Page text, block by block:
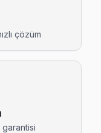
yüzde sekseni
çözüm